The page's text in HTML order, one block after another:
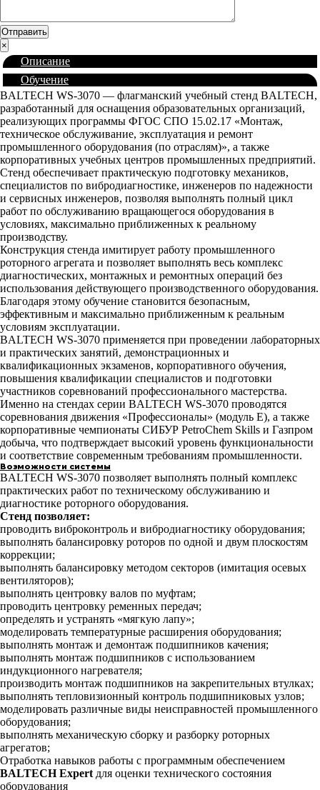
×
Описание
Обучение
BALTECH WS-3070 — флагманский учебный стенд BALTECH,
разработанный для оснащения образовательных организаций,
реализующих программы ФГОС СПО 15.02.17 «Монтаж,
техническое обслуживание, эксплуатация и ремонт
промышленного оборудования (по отраслям)», а также
корпоративных учебных центров промышленных предприятий.
Стенд обеспечивает практическую подготовку механиков,
специалистов по вибродиагностике, инженеров по надежности
и сервисных инженеров, позволяя выполнять полный цикл
работ по обслуживанию вращающегося оборудования в
условиях, максимально приближенных к реальному
производству.
Конструкция стенда имитирует работу промышленного
роторного агрегата и позволяет выполнять весь комплекс
диагностических, монтажных и ремонтных операций без
использования действующего производственного оборудования.
Благодаря этому обучение становится безопасным,
эффективным и максимально приближенным к реальным
условиям эксплуатации.
BALTECH WS-3070 применяется при проведении лабораторных
и практических занятий, демонстрационных и
квалификационных экзаменов, корпоративного обучения,
повышения квалификации специалистов и подготовки
участников соревнований профессионального мастерства.
Именно на стендах серии BALTECH WS-3070 проводятся
соревнования движения «Профессионалы» (модуль Е), а также
корпоративные чемпионаты СИБУР PetroChem Skills и Газпром
добыча, что подтверждает высокий уровень функциональности
и соответствие современным требованиям промышленности.
Возможности системы
BALTECH WS-3070 позволяет выполнять полный комплекс
практических работ по техническому обслуживанию и
диагностике роторного оборудования.
Стенд позволяет:
проводить виброконтроль и вибродиагностику оборудования;
выполнять балансировку роторов по одной и двум плоскостям
коррекции;
выполнять балансировку методом секторов (имитация осевых
вентиляторов);
выполнять центровку валов по муфтам;
проводить центровку ременных передач;
определять и устранять «мягкую лапу»;
моделировать температурные расширения оборудования;
выполнять монтаж и демонтаж подшипников качения;
выполнять монтаж подшипников с использованием
индукционного нагревателя;
производить монтаж подшипников на закрепительных втулках;
выполнять тепловизионный контроль подшипниковых узлов;
моделировать различные виды неисправностей промышленного
оборудования;
выполнять механическую сборку и разборку роторных
агрегатов;
Отработка навыков работы с программным обеспечением
BALTECH Expert для оценки технического состояния
оборудования